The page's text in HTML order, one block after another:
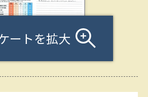
ートを拡大